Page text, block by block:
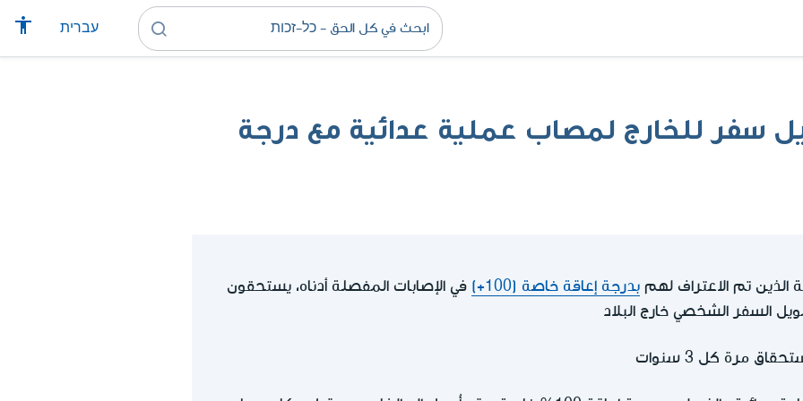
עברית
سفر للخارج لمصاب عملية عدائية مع درجة
الذين تم الاعتراف لهم بدرجة إعاقة خاصة (100+)
في الإصابات المفصلة أدناه، يستحقون
السفر الشخصي خارج البلاد
مرة كل 3 سنوات